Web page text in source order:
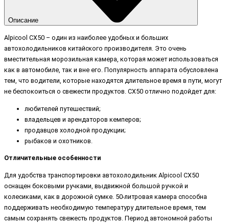
Описание
Alpicool CX50 – один из наиболее удобных и больших
автохолодильников китайского производителя. Это очень
вместительная морозильная камера, которая может использоваться
как в автомобиле, так и вне его. Популярность аппарата обусловлена
тем, что водители, которые находятся длительное время в пути, могут
не беспокоиться о свежести продуктов. CX50 отлично подойдет для:
любителей путешествий;
владельцев и арендаторов кемперов;
продавцов холодной продукции;
рыбаков и охотников.
Отличительные особенности
Для удобства транспортировки автохолодильник Alpicool CX50
оснащен боковыми ручками, выдвижной большой ручкой и
колесиками, как в дорожной сумке. 50-литровая камера способна
поддерживать необходимую температуру длительное время, тем
самым сохранять свежесть продуктов. Период автономной работы